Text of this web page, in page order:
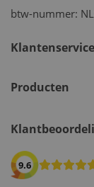
btw-nummer:
Klantenservice
Producten
9.6